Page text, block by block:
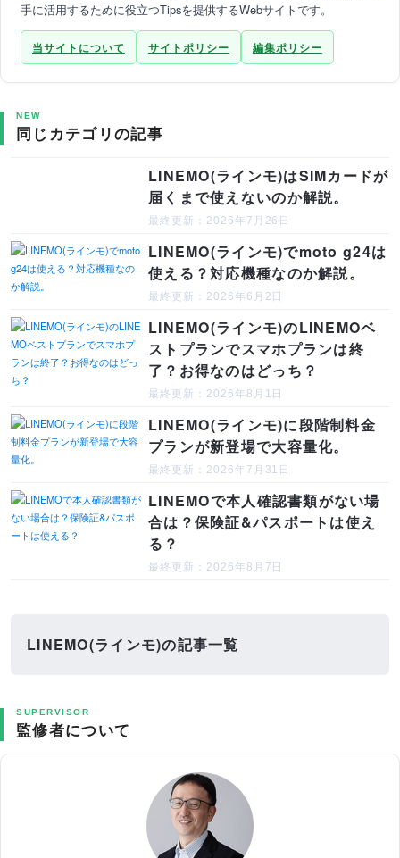
手に活用するために役立つTipsを提供するWebサイトです。
当サイトについて サイトポリシー 編集ポリシー
NEW
同じカテゴリの記事
LINEMO(ラインモ)はSIMカードが
届くまで使えないのか解説。
最終更新：2026年7月26日
LINEMO(ラインモ)でmoto g24は
使える？対応機種なのか解説。
最終更新：2026年6月2日
LINEMO(ラインモ)のLINEMOベ
ストプランでスマホプランは終
了？お得なのはどっち？
最終更新：2026年8月1日
LINEMO(ラインモ)に段階制料金
プランが新登場で大容量化。
最終更新：2026年7月31日
LINEMOで本人確認書類がない場
合は？保険証&パスポートは使え
る？
最終更新：2026年8月7日
LINEMO(ラインモ)の記事一覧
SUPERVISOR
監修者について